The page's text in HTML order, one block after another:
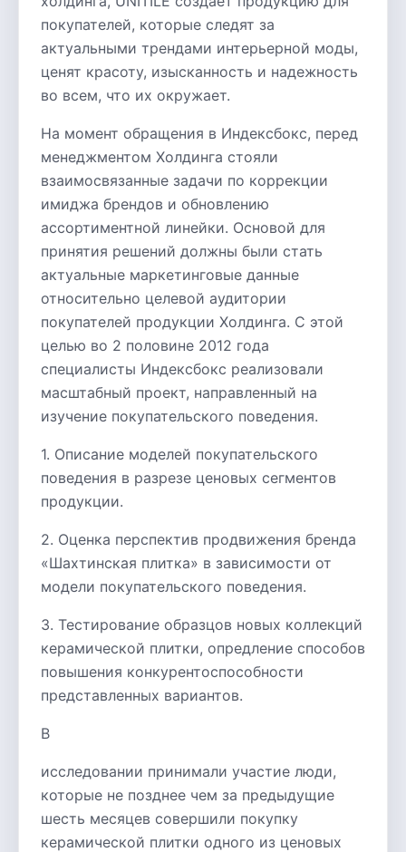
покупателей, которые следят за
актуальными трендами интерьерной моды,
ценят красоту, изысканность и надежность
во всем, что их окружает.
На момент обращения в Индексбокс, перед
менеджментом Холдинга стояли
взаимосвязанные задачи по коррекции
имиджа брендов и обновлению
ассортиментной линейки. Основой для
принятия решений должны были стать
актуальные маркетинговые данные
относительно целевой аудитории
покупателей продукции Холдинга. С этой
целью во 2 половине 2012 года
специалисты Индексбокс реализовали
масштабный проект, направленный на
изучение покупательского поведения.
1. Описание моделей покупательского
поведения в разрезе ценовых сегментов
продукции.
2. Оценка перспектив продвижения бренда
«Шахтинская плитка» в зависимости от
модели покупательского поведения.
3. Тестирование образцов новых коллекций
керамической плитки, опредление способов
повышения конкурентоспособности
представленных вариантов.
В
исследовании принимали участие люди,
которые не позднее чем за предыдущие
шесть месяцев совершили покупку
керамической плитки одного из ценовых